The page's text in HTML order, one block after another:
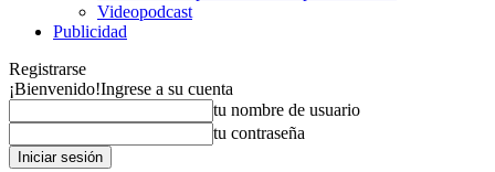
Videopodcast
Publicidad
Registrarse
¡Bienvenido!Ingrese a su cuenta
tu nombre de usuario
tu contraseña